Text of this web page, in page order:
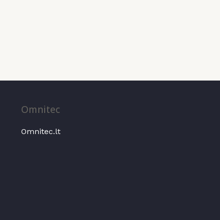
Omnitec
Omnitec.lt